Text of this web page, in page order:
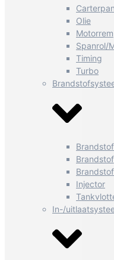
Carterpan
Olie
Motorrem
Spanrol/
Timing
Turbo
Injector
In-/